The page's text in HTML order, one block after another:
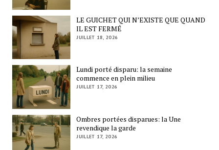
LE GUICHET QUI N’EXISTE QUE QUAND
IL EST FERMÉ
JUILLET 18, 2026
Lundi porté disparu: la semaine
commence en plein milieu
JUILLET 17, 2026
Ombres portées disparues: la Une
revendique la garde
JUILLET 17, 2026